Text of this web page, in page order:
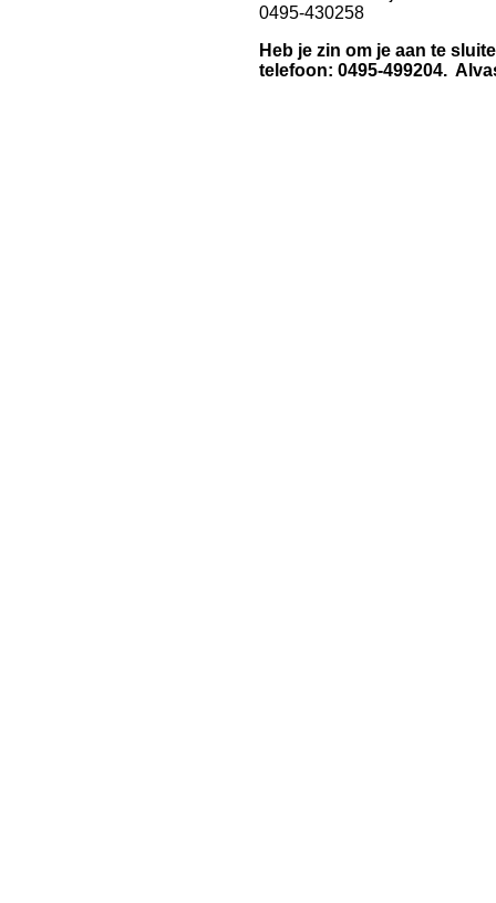
0495-430258
Heb je zin om je aan te
telefoon: 0495-499204.